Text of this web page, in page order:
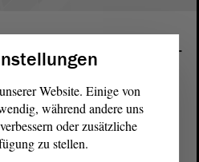
im Landtag von Sachsen-
Website. Einige von
während andere uns
oder zusätzliche
zu stellen.